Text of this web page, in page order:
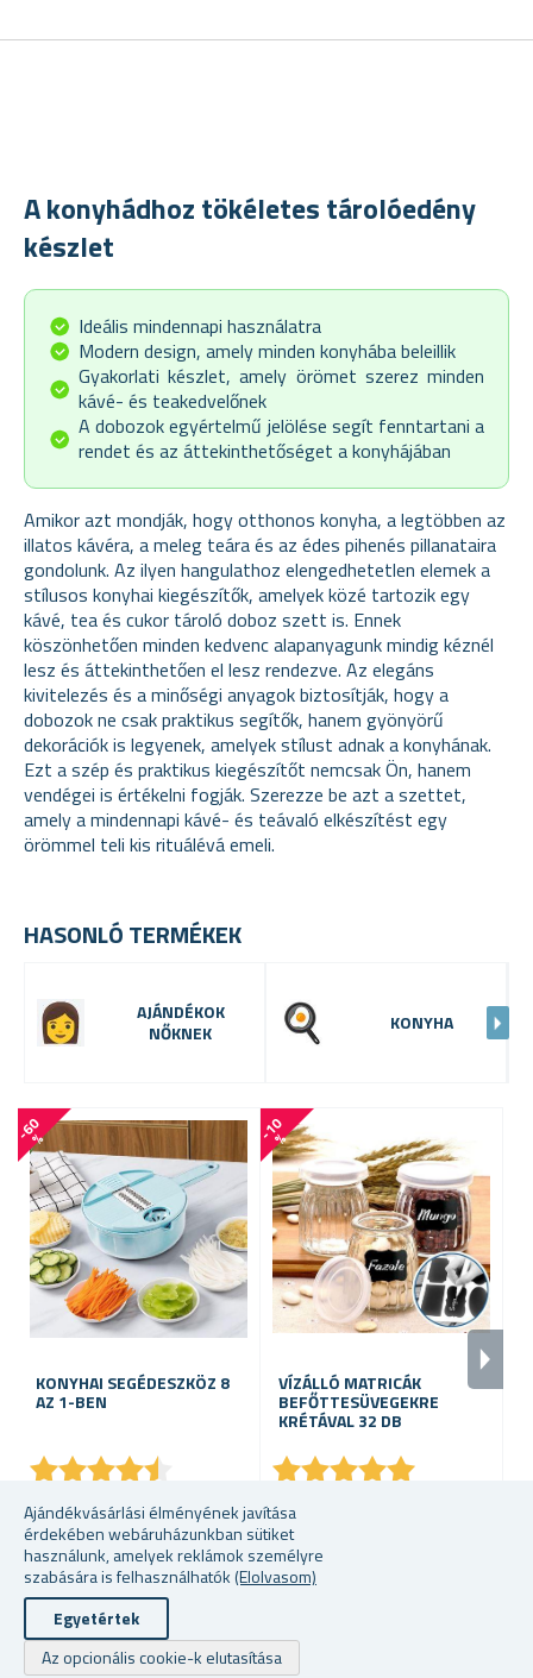
Ajándékvásárlási élményének javítása
érdekében webáruházunkban sütiket
használunk, amelyek reklámok személyre
szabására is felhasználhatók (Elolvasom)
Egyetértek
Az opcionális cookie-k elutasítása
A konyhádhoz tökéletes tárolóedény
készlet
Ideális mindennapi használatra
Modern design, amely minden konyhába beleillik
Gyakorlati készlet, amely örömet szerez minden
kávé- és teakedvelőnek
A dobozok egyértelmű jelölése segít fenntartani a
rendet és az áttekinthetőséget a konyhájában
Amikor azt mondják, hogy otthonos konyha, a legtöbben az
illatos kávéra, a meleg teára és az édes pihenés pillanataira
gondolunk. Az ilyen hangulathoz elengedhetetlen elemek a
stílusos konyhai kiegészítők, amelyek közé tartozik egy
kávé, tea és cukor tároló doboz szett is. Ennek
köszönhetően minden kedvenc alapanyagunk mindig kéznél
lesz és áttekinthetően el lesz rendezve. Az elegáns
kivitelezés és a minőségi anyagok biztosítják, hogy a
dobozok ne csak praktikus segítők, hanem gyönyörű
dekorációk is legyenek, amelyek stílust adnak a konyhának.
Ezt a szép és praktikus kiegészítőt nemcsak Ön, hanem
vendégei is értékelni fogják. Szerezze be azt a szettet,
amely a mindennapi kávé- és teávaló elkészítést egy
örömmel teli kis rituálévá emeli.
HASONLÓ TERMÉKEK
AJÁNDÉKOK
NŐKNEK
KONYHA
-
6
0
%
KONYHAI SEGÉDESZKÖZ 8
AZ 1-BEN
★★★★★
★★★★★
2870 Ft
raktáron
-
1
0
%
VÍZÁLLÓ MATRICÁK
BEFŐTTESÜVEGEKRE
KRÉTÁVAL 32 DB
★★★★★
★★★★★
1426 Fttól
raktáron
Szerzői jogi © 2026 Ajandekkozpont.hu. Minden jog fenntartva.